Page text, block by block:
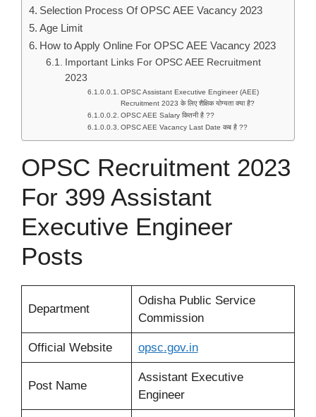
Selection Process Of OPSC AEE Vacancy 2023
Age Limit
How to Apply Online For OPSC AEE Vacancy 2023
Important Links For OPSC AEE Recruitment
2023
OPSC Assistant Executive Engineer (AEE)
Recruitment 2023 के लिए शैक्षिक योग्यता क्या है?
OPSC AEE Salary कितनी है ??
OPSC AEE Vacancy Last Date कब है ??
OPSC Recruitment 2023
For 399 Assistant
Executive Engineer
Posts
Department
Odisha Public Service
Commission
Official Website opsc.gov.in
Post Name
Assistant Executive
Engineer